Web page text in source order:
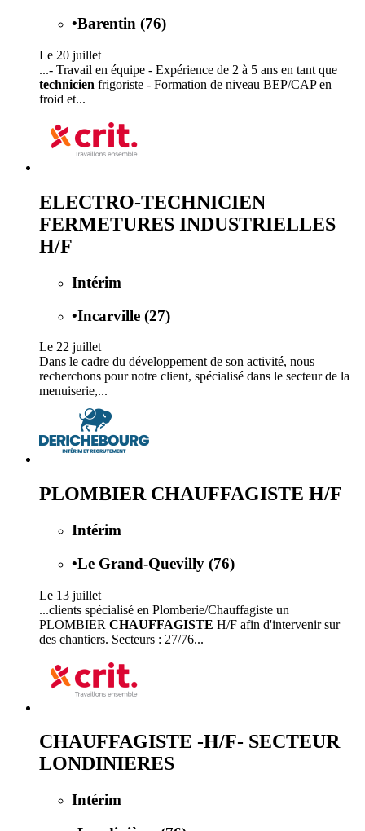
•Barentin (76)
Le 20 juillet
...- Travail en équipe - Expérience de 2 à 5 ans en tant que
technicien frigoriste - Formation de niveau BEP/CAP en
froid et...
ELECTRO-TECHNICIEN
FERMETURES INDUSTRIELLES
H/F
Intérim
•Incarville (27)
Le 22 juillet
Dans le cadre du développement de son activité, nous
recherchons pour notre client, spécialisé dans le secteur de la
menuiserie,...
PLOMBIER CHAUFFAGISTE H/F
Intérim
•Le Grand-Quevilly (76)
Le 13 juillet
...clients spécialisé en Plomberie/Chauffagiste un
PLOMBIER CHAUFFAGISTE H/F afin d'intervenir sur
des chantiers. Secteurs : 27/76...
CHAUFFAGISTE -H/F- SECTEUR
LONDINIERES
Intérim